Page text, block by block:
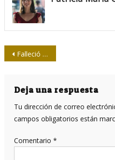
Navegación
entradas
Falleció Filiberto Terrazas, quien jugó dos partidas con Fidel
Deja una respuesta
Tu dirección de correo
campos obligatorios están
Comentario *